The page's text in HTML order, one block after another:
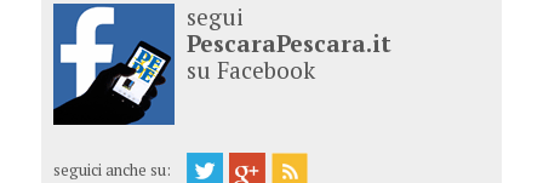
segui
PescaraPescara.it
su Facebook
seguici anche su: